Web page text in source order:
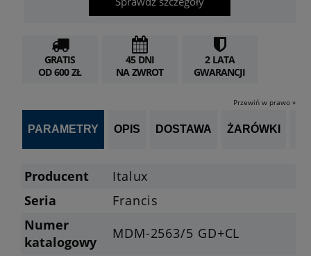
GRATIS
OD 600 ZŁ
45 DNI
NA ZWROT
2 LATA
GWARANCJI
Przewiń w prawo »
PARAMETRY OPIS DOSTAWA ŻARÓWKI
Producent
Italux
Seria
Francis
Numer
katalogowy
MDM-2563/5 GD+CL